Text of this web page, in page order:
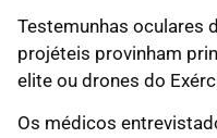
Testemunhas oculares
projéteis provinham
elite ou drones do
Os médicos